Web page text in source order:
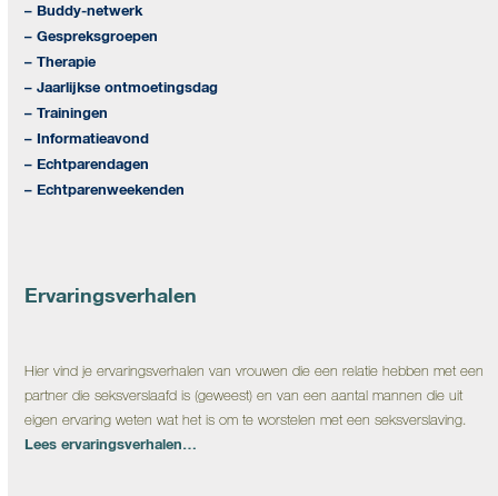
– Buddy-netwerk
– Gespreksgroepen
– Therapie
– Jaarlijkse ontmoetingsdag
– Trainingen
– Informatieavond
– Echtparendagen
– Echtparenweekenden
Ervaringsverhalen
Hier vind je ervaringsverhalen van vrouwen die een relatie hebben met een
partner die seksverslaafd is (geweest) en van een aantal mannen die uit
eigen ervaring weten wat het is om te worstelen met een seksverslaving.
Lees ervaringsverhalen…